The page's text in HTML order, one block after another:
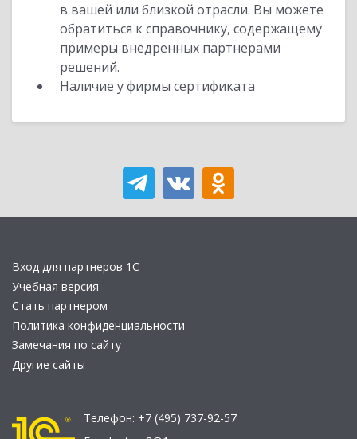
в вашей или близкой отрасли. Вы можете
обратиться к справочнику, содержащему
примеры внедренных партнерами
решений.
Наличие у фирмы сертификата
Вход для партнеров 1С
Учебная версия
Стать партнером
Политика конфиденциальности
Замечания по сайту
Другие сайты
Телефон: +7 (495) 737-92-57